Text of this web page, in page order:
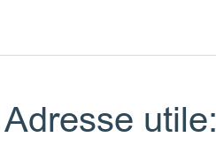
Adresse utile: